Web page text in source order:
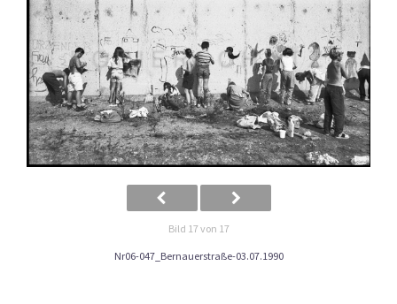
Bild 17 von 17
Nr06-047_Bernauerstraße-03.07.1990